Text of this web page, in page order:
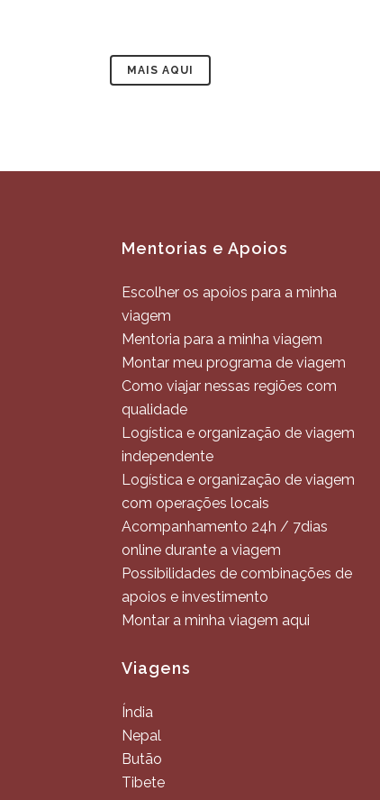
MAIS AQUI
Mentorias e Apoios
Escolher os apoios para a minha
viagem
Mentoria para a minha viagem
Montar meu programa de viagem
Como viajar nessas regiões com
qualidade
Logística e organização de viagem
independente
Logística e organização de viagem
com operações locais
Acompanhamento 24h / 7dias
online durante a viagem
Possibilidades de combinações de
apoios e investimento
Montar a minha viagem aqui
Viagens
Índia
Nepal
Butão
Tibete